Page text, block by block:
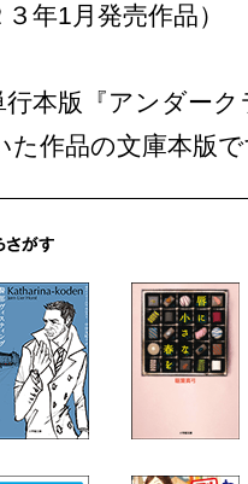
年1月発売作品）
本版『アンダーク
た作品の文庫本版